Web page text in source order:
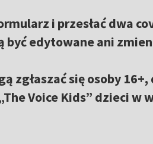
i przesłać dwa
edytowane ani
zgłaszać się osoby 16+,
Voice Kids” dzieci w